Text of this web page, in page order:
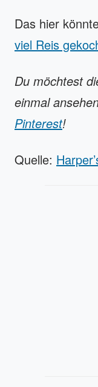
Das hier
viel Reis
Du möchtest
einmal
Pinterest!
Quelle: